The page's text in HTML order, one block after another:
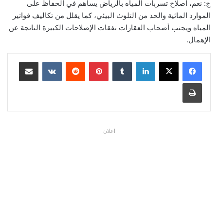
ج: نعم، اصلاح تسربات المياه بالرياض يساهم في الحفاظ على
الموارد المائية والحد من التلوث البيئي، كما يقلل من تكاليف فواتير
المياه ويجنب أصحاب العقارات نفقات الإصلاحات الكبيرة الناتجة عن
الإهمال.
لينكدإن بينتيريست مشاركة عبر البريد
طباعة
اعلان